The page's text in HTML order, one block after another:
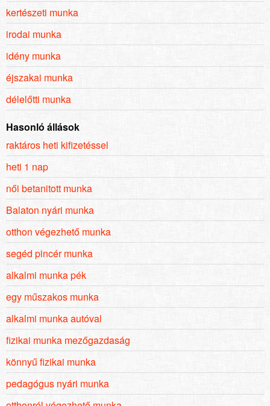
kertészeti munka
irodai munka
idény munka
éjszakai munka
délelőtti munka
Hasonló állások
raktáros heti kifizetéssel
heti 1 nap
női betanitott munka
Balaton nyári munka
otthon végezhető munka
segéd pincér munka
alkalmi munka pék
egy műszakos munka
alkalmi munka autóval
fizikai munka mezőgazdaság
könnyű fizikai munka
pedagógus nyári munka